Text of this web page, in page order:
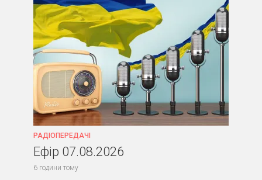
РАДІОПЕРЕДАЧІ
Ефір 07.08.2026
6 години тому